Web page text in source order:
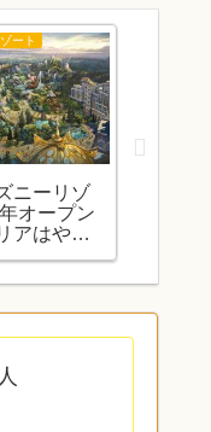
ート
ニーリゾ
オープン
アはやっ